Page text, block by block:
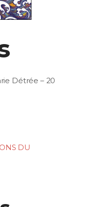
Détrée – 20
DU